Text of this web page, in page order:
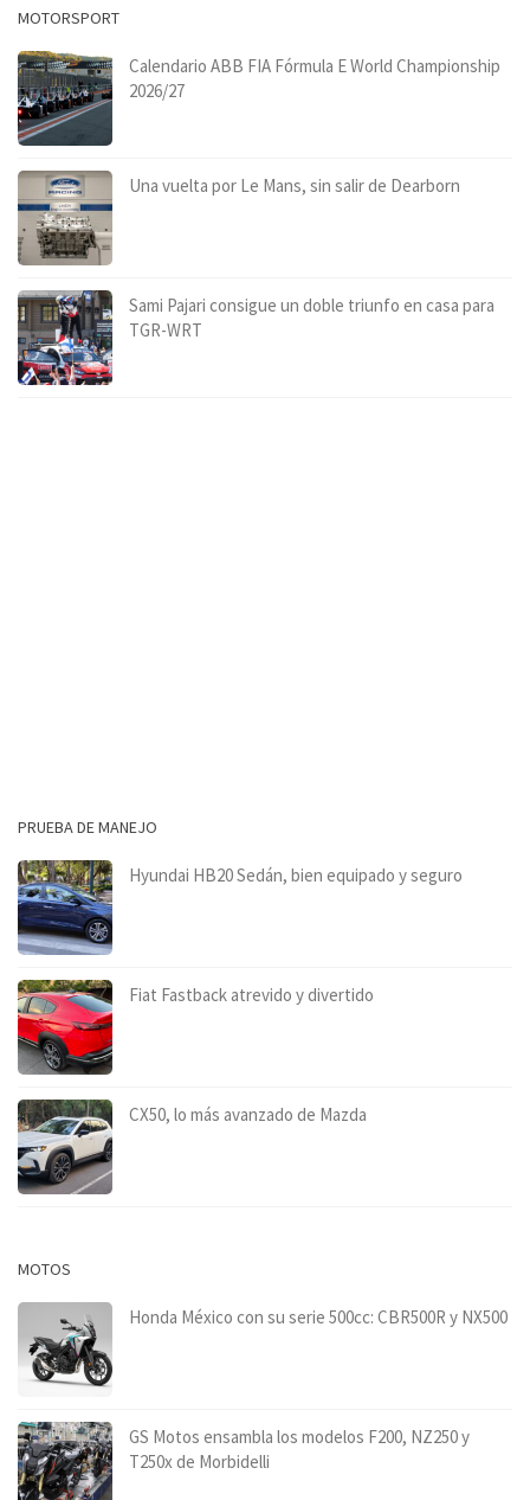
MOTORSPORT
Calendario ABB FIA Fórmula E World Championship
2026/27
Una vuelta por Le Mans, sin salir de Dearborn
Sami Pajari consigue un doble triunfo en casa para
TGR-WRT
PRUEBA DE MANEJO
Hyundai HB20 Sedán, bien equipado y seguro
Fiat Fastback atrevido y divertido
CX50, lo más avanzado de Mazda
MOTOS
Honda México con su serie 500cc: CBR500R y NX500
GS Motos ensambla los modelos F200, NZ250 y
T250x de Morbidelli